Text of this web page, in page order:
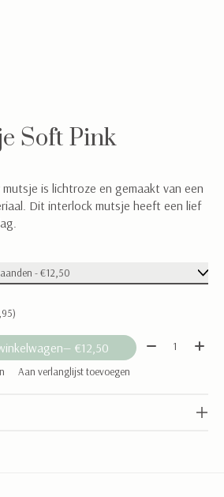
Soft Pink
is lichtroze en gemaakt van een
Dit interlock mutsje heeft een lief
— €12,50 Aantal:
Aan verlanglijst toevoegen